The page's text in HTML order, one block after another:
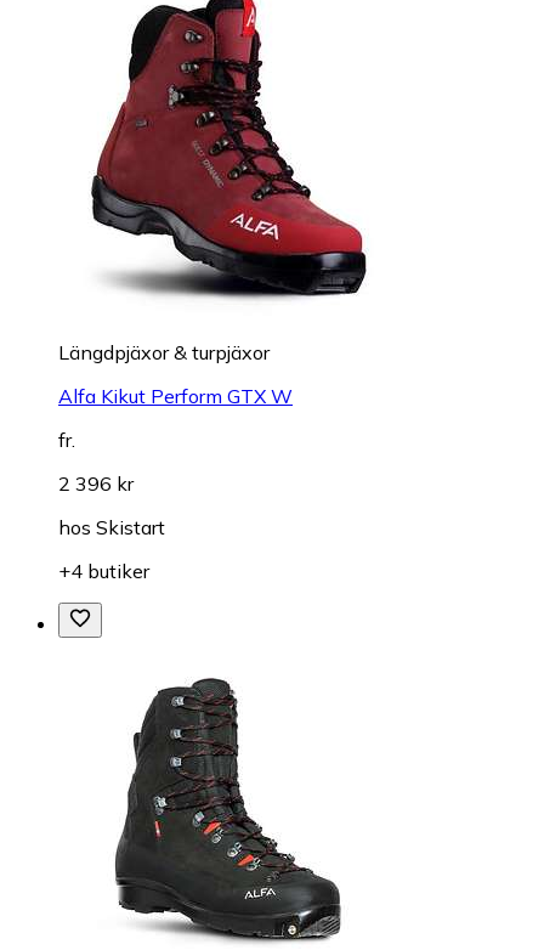
Längdpjäxor & turpjäxor
Alfa Kikut Perform GTX W
fr.
2 396 kr
hos Skistart
+4 butiker